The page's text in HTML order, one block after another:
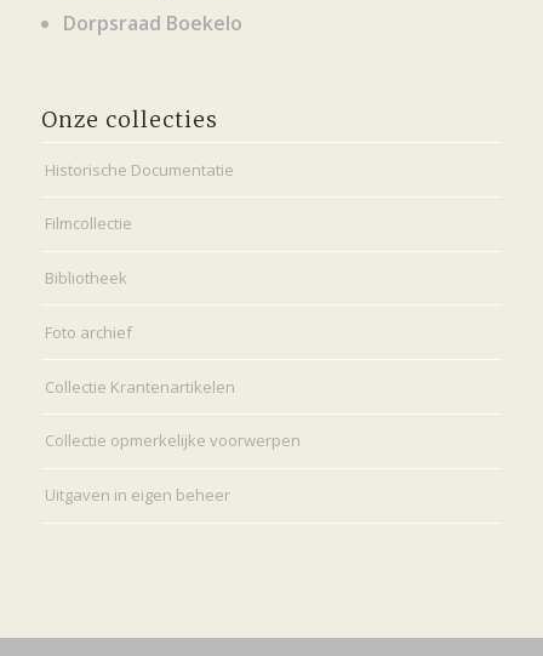
Dorpsraad Boekelo
Onze collecties
Historische Documentatie
Filmcollectie
Bibliotheek
Foto archief
Collectie Krantenartikelen
Collectie opmerkelijke voorwerpen
Uitgaven in eigen beheer